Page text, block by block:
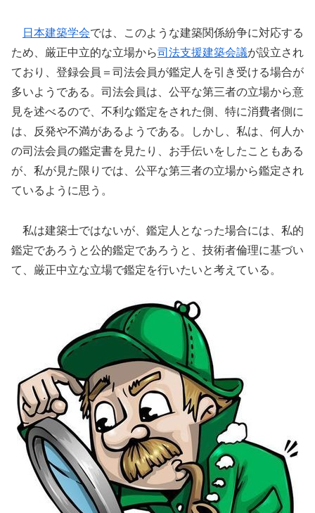
日本建築学会では、このような建築関係紛争に対応する
ため、厳正中立的な立場から司法支援建築会議が設立され
ており、登録会員＝司法会員が鑑定人を引き受ける場合が
多いようである。司法会員は、公平な第三者の立場から意
見を述べるので、不利な鑑定をされた側、特に消費者側に
は、反発や不満があるようである。しかし、私は、何人か
の司法会員の鑑定書を見たり、お手伝いをしたこともある
が、私が見た限りでは、公平な第三者の立場から鑑定され
ているように思う。
私は建築士ではないが、鑑定人となった場合には、私的
鑑定であろうと公的鑑定であろうと、技術者倫理に基づい
て、厳正中立な立場で鑑定を行いたいと考えている。